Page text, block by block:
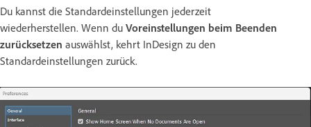
Du kannst die Standardeinstellungen jederzeit
wiederherstellen. Wenn du Voreinstellungen beim Beenden
zurücksetzen auswählst, kehrt InDesign zu den
Standardeinstellungen zurück.